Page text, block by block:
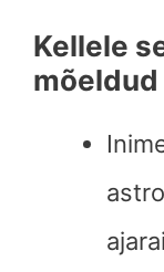
Kellele
mõeldud